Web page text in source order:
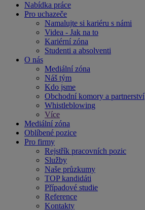
Nabídka práce
Pro uchazeče
Namalujte si kariéru s námi
Videa - Jak na to
Kariérní zóna
Studenti a absolventi
O nás
Mediální zóna
Náš tým
Kdo jsme
Obchodní komory a partnerství
Whistleblowing
Více
Mediální zóna
Oblíbené pozice
Pro firmy
Rejstřík pracovních pozic
Služby
Naše průzkumy
TOP kandidáti
Případové studie
Reference
Kontakty